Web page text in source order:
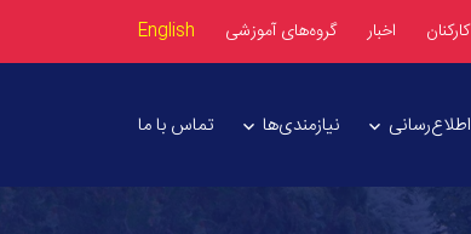
کارکنان اخبار گروه‌های آموزشی English
اطلاع‌رسانی نیازمندی‌ها تماس با ما